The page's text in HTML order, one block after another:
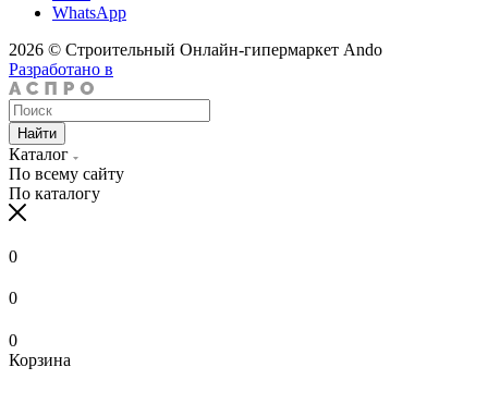
WhatsApp
2026 © Строительный Онлайн-гипермаркет Ando
Разработано в
Найти
Каталог
По всему сайту
По каталогу
0
0
0
Корзина